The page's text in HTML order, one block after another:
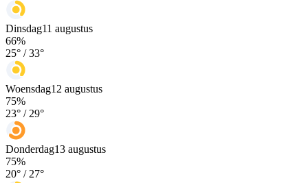
Dinsdag11 augustus
66%
25° /33°
Woensdag12 augustus
75%
23° / 29°
Donderdag13 augustus
75%
20° / 27°